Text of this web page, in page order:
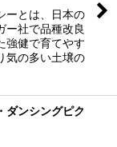
ーとは、日本の
ー社で品種改良
強健で育てやす
気の多い土壌の
ダンシングピク